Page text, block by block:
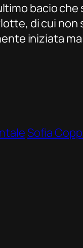
bacio che
di cui non
iniziata
Sofia